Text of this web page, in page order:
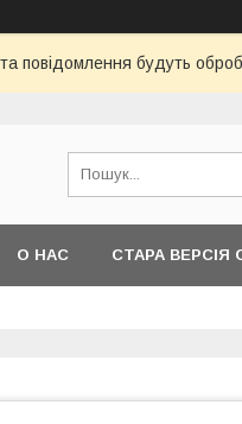
повідомлення будуть
О НАС СТАРА ВЕРСІЯ